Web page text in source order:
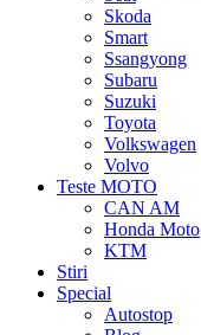
Skoda
Smart
Ssangyong
Subaru
Suzuki
Toyota
Volkswagen
Volvo
Teste MOTO
CAN AM
Honda Moto
KTM
Stiri
Special
Autostop